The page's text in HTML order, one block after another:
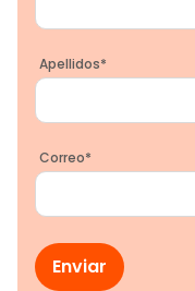
Apellidos*
Correo*